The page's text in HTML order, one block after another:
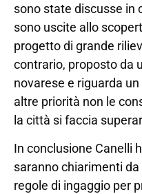
sono state discusse in
sono uscite allo
progetto di grande
contrario, proposto da
novarese e riguarda
altre priorità non le
la città si faccia
In conclusione Canelli
saranno chiarimenti
regole di ingaggio per